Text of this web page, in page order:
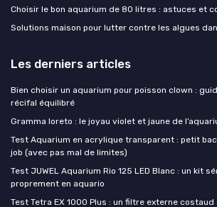
Choisir le bon aquarium de 80 litres : astuces et
Solutions maison pour lutter contre les algues
Les derniers articles
Bien choisir un aquarium pour poisson clown :
récifal équilibré
Gramma loreto : le joyau violet et jaune de
Test Aquarium en acrylique transparent : petit
job (avec pas mal de limites)
Test JUWEL Aquarium Rio 125 LED Blanc : un kit
proprement en aquario
Test Tetra EX 1000 Plus : un filtre externe